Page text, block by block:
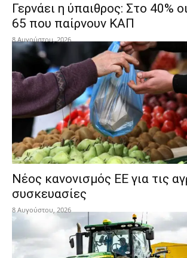
Γερνάει η ύπαιθρος: Στο 40%
65 που παίρνουν ΚΑΠ
8 Αυγούστου, 2026
Νέος κανονισμός ΕΕ για τις
συσκευασίες
8 Αυγούστου, 2026